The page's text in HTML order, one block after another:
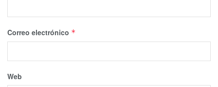
Correo electrónico *
Web